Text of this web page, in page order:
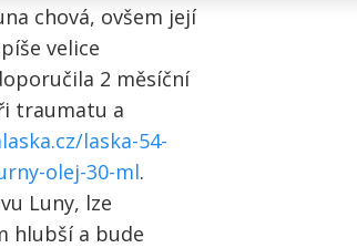
chová, ovšem její
velice
2 měsíční
traumatu a
laska-54-
olej-30-ml.
Luny, lze
hlubší a bude